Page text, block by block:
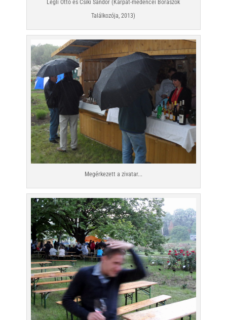
Légli Ottó és Csíki Sándor (Kárpát-medencei Borászok
Találkozója, 2013)
Megérkezett a zivatar...